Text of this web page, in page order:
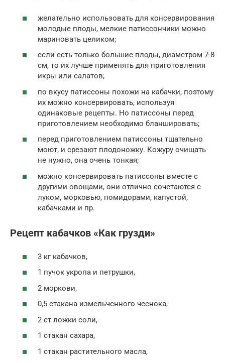
желательно использовать для консервирования
молодые плоды, мелкие патиссончики можно
мариновать целиком;
если есть только большие плоды, диаметром 7-8
см, то их лучше применять для приготовления
икры или салатов;
по вкусу патиссоны похожи на кабачки, поэтому
их можно консервировать, используя
одинаковые рецепты. Но патиссоны перед
приготовлением необходимо бланшировать;
перед приготовлением патиссоны тщательно
моют, и срезают плодоножку. Кожуру очищать
не нужно, она очень тонкая;
можно консервировать патиссоны вместе с
другими овощами, они отлично сочетаются с
луком, морковью, помидорами, капустой,
кабачками и пр.
Рецепт кабачков «Как грузди»
3 кг кабачков,
1 пучок укропа и петрушки,
2 моркови,
0,5 стакана измельченного чеснока,
2 ст ложки соли,
1 стакан сахара,
1 стакан растительного масла,